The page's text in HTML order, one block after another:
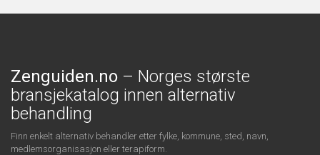
Zenguiden.no – Norges største
bransjekatalog innen alternativ
behandling
Finn enkelt alternativ behandler etter fylke, kommune, sted, navn,
medlemsorganisasjon eller terapiform.